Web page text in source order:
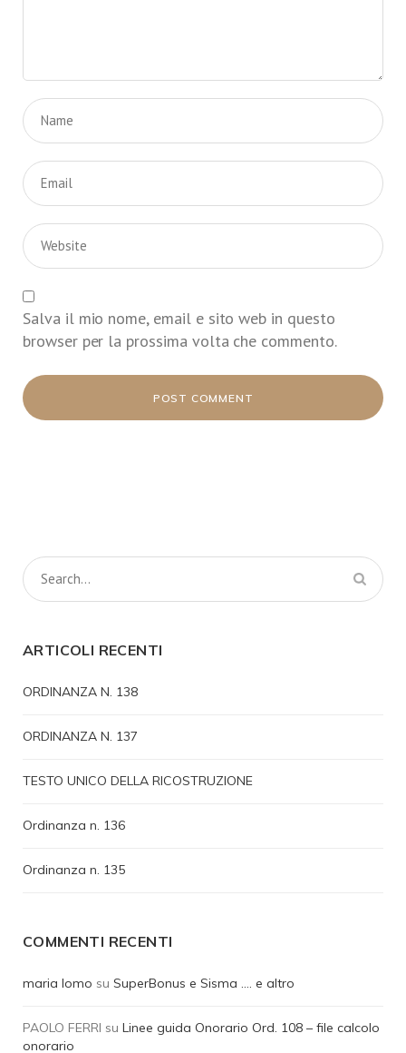
Salva il mio nome, email e sito web in questo
browser per la prossima volta che commento.
ARTICOLI RECENTI
ORDINANZA N. 138
ORDINANZA N. 137
TESTO UNICO DELLA RICOSTRUZIONE
Ordinanza n. 136
Ordinanza n. 135
COMMENTI RECENTI
maria lomo su SuperBonus e Sisma …. e altro
PAOLO FERRI su Linee guida Onorario Ord. 108 – file calcolo
onorario